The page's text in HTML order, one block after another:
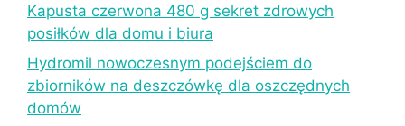
Kapusta czerwona 480 g sekret zdrowych
posiłków dla domu i biura
Hydromil nowoczesnym podejściem do
zbiorników na deszczówkę dla oszczędnych
domów